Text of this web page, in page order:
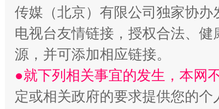
从幼儿园到大学，有这些资助 “
传媒（北京）有限公司独家协
电视台友情链接，授权合法、
源，并可添加相应链接。
●就下列相关事宜的发生，本网
定或相关政府的要求提供您的个